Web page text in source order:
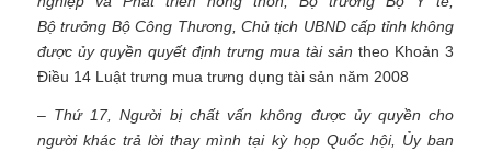
Bộ trưởng Bộ Công Thương, Chủ tịch UBND cấp tỉnh không
được ủy quyền quyết định trưng mua tài sảntheo Khoản 3
Điều 14 Luật trưng mua trưng dụng tài sản năm 2008
– Thứ 17, Người bị chất vấn không được ủy quyền cho
người khác trả lời thay mình tại kỳ họp Quốc hội, Ủy ban